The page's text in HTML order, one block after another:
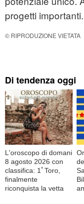
progetti importanti.
© RIPRODUZIONE VIETATA
Di tendenza oggi
L'oroscopo di domani
8 agosto 2026 con
classifica: 1ﾟToro,
finalmente
riconquista la vetta